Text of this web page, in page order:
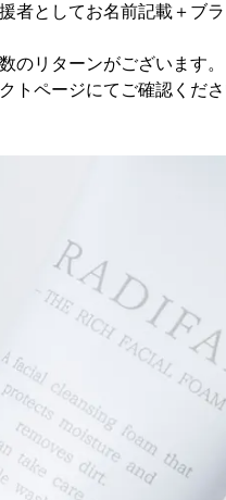
者としてお名前記載＋ブ
のリターンがございます。
トページにてご確認くださ